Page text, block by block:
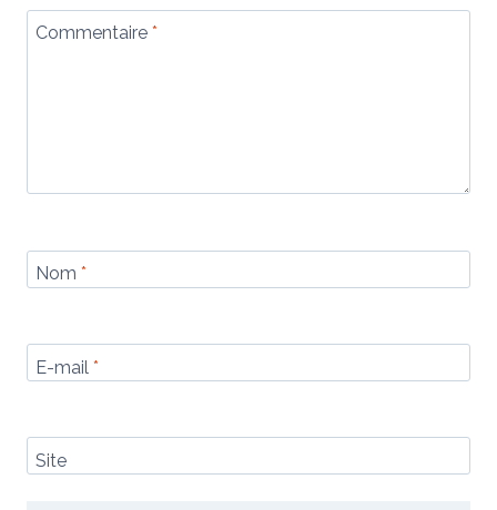
Commentaire *
Nom *
E-mail *
Site